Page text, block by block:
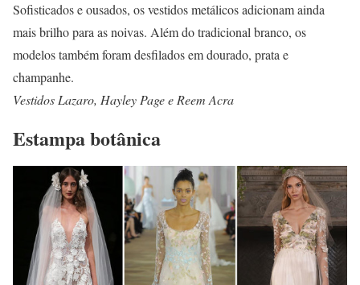
Sofisticados e ousados, os vestidos metálicos adicionam ainda
mais brilho para as noivas. Além do tradicional branco, os
modelos também foram desfilados em dourado, prata e
champanhe.
Vestidos Lazaro, Hayley Page e Reem Acra
Estampa botânica